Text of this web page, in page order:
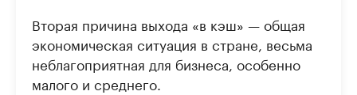
Вторая причина выхода «в кэш» — общая
экономическая ситуация в стране, весьма
неблагоприятная для бизнеса, особенно
малого и среднего.